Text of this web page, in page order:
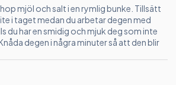
mjöl och salt i en rymlig bunke. Tillsätt
i taget medan du arbetar degen med
du har en smidig och mjuk deg som inte
degen i några minuter så att den blir